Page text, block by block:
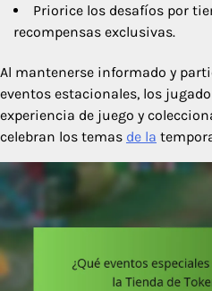
Priorice los desafíos por
recompensas exclusivas.
Al mantenerse informado y
eventos estacionales, los
experiencia de juego y
celebran los temas de la